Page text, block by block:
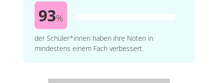
93%
der Schüler*innen haben ihre Noten in
mindestens einem Fach verbessert.